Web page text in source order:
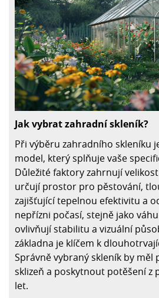
Jak vybrat zahradní skleník?
Při výběru zahradního skleníku
model, který splňuje vaše
Důležité faktory zahrnují
určují prostor pro pěstování,
zajišťující tepelnou efektivitu a
nepřízni počasí, stejně jako
ovlivňují stabilitu a vizuální
základna je klíčem k
Správně vybraný skleník by
sklizeň a poskytnout potěšení z
let.